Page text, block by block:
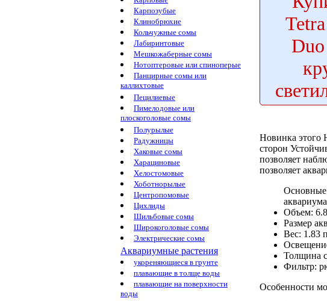
Карпозубые
Клинобрюхие
Кольчужные сомы
Лабиринтовые
Мешкожаберные сомы
Нотоптеровые или спиноперые
Панцирные сомы или
каллихтовые
Пецилиевые
Пимелодовые или
плоскоголовые сомы
Полурылые
Радужницы
Хаковые сомы
Харациновые
Хелостомовые
Хоботнорылые
Центропомовые
Цихлиды
Шильбовые сомы
Широкоголовые сомы
Электрические сомы
Аквариумные растения
укореняющиеся в грунте
плавающие в толще воды
плавающие на поверхности
воды
Новинка этого
сторон
позволяет
позволяет
Основные
аквариума
Объем: 6.8
Размер
Вес: 1.83
Толщина
Фильтр:
Особенности